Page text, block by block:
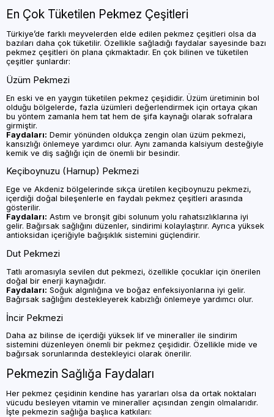
En Çok Tüketilen Pekmez Çeşitleri
Türkiye’de farklı meyvelerden elde edilen pekmez çeşitleri olsa da
bazıları daha çok tüketilir. Özellikle sağladığı faydalar sayesinde bazı
pekmez çeşitleri ön plana çıkmaktadır. En çok bilinen ve tüketilen
çeşitler şunlardır:
Üzüm Pekmezi
En eski ve en yaygın tüketilen pekmez çeşididir. Üzüm üretiminin bol
olduğu bölgelerde, fazla üzümleri değerlendirmek için ortaya çıkan
bu yöntem zamanla hem tat hem de şifa kaynağı olarak sofralara
girmiştir.
Faydaları: Demir yönünden oldukça zengin olan üzüm pekmezi,
kansızlığı önlemeye yardımcı olur. Aynı zamanda kalsiyum desteğiyle
kemik ve diş sağlığı için de önemli bir besindir.
Keçiboynuzu (Harnup) Pekmezi
Ege ve Akdeniz bölgelerinde sıkça üretilen keçiboynuzu pekmezi,
içerdiği doğal bileşenlerle en faydalı pekmez çeşitleri arasında
gösterilir.
Faydaları: Astım ve bronşit gibi solunum yolu rahatsızlıklarına iyi
gelir. Bağırsak sağlığını düzenler, sindirimi kolaylaştırır. Ayrıca yüksek
antioksidan içeriğiyle bağışıklık sistemini güçlendirir.
Dut Pekmezi
Tatlı aromasıyla sevilen dut pekmezi, özellikle çocuklar için önerilen
doğal bir enerji kaynağıdır.
Faydaları: Soğuk algınlığına ve boğaz enfeksiyonlarına iyi gelir.
Bağırsak sağlığını destekleyerek kabızlığı önlemeye yardımcı olur.
İncir Pekmezi
Daha az bilinse de içerdiği yüksek lif ve mineraller ile sindirim
sistemini düzenleyen önemli bir pekmez çeşididir. Özellikle mide ve
bağırsak sorunlarında destekleyici olarak önerilir.
Pekmezin Sağlığa Faydaları
Her pekmez çeşidinin kendine has yararları olsa da ortak noktaları
vücudu besleyen vitamin ve mineraller açısından zengin olmalarıdır.
İşte pekmezin sağlığa başlıca katkıları: